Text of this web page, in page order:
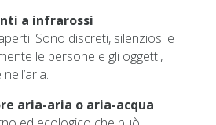
a infrarossi
Sono discreti, silenziosi e
le persone e gli oggetti,
aria-aria o aria-acqua